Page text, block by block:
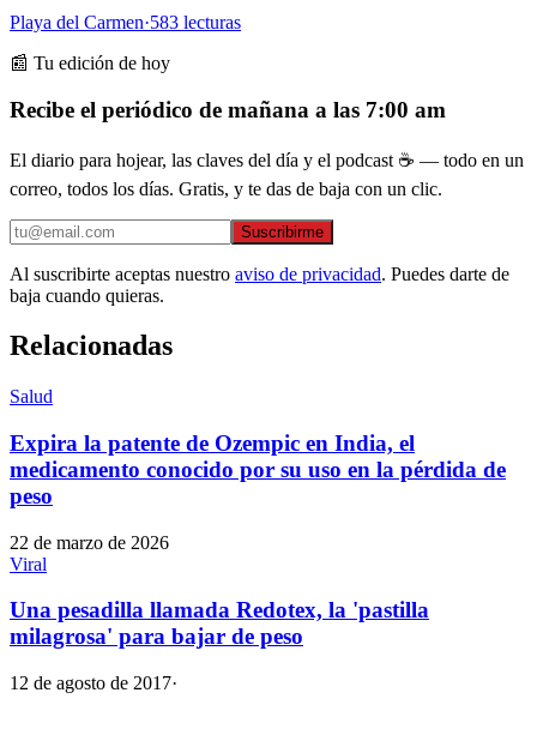
Playa del Carmen·583 lecturas
📰 Tu edición de hoy
Recibe el periódico de mañana a las 7:00 am
El diario para hojear, las claves del día y el podcast ☕ — todo en un
correo, todos los días. Gratis, y te das de baja con un clic.
Suscribirme
Al suscribirte aceptas nuestro aviso de privacidad. Puedes darte de
baja cuando quieras.
Relacionadas
Salud
Expira la patente de Ozempic en India, el
medicamento conocido por su uso en la pérdida de
peso
22 de marzo de 2026
Viral
Una pesadilla llamada Redotex, la 'pastilla
milagrosa' para bajar de peso
12 de agosto de 2017·